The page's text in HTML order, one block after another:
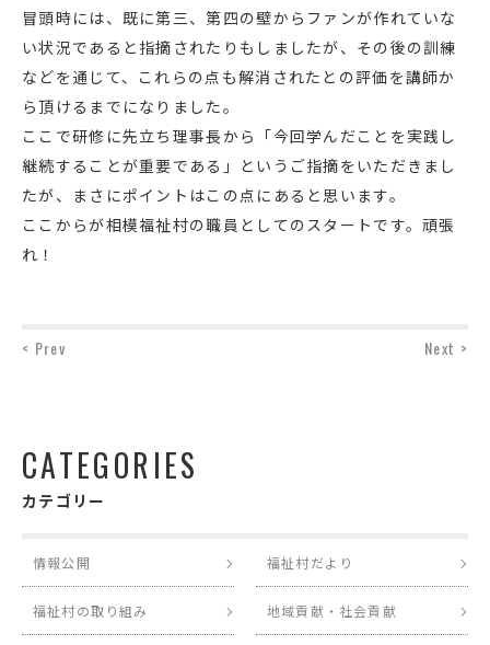
CATEGORIES
カテゴリー
情報公開 福祉村だより
福祉村の取り組み 地域貢献・社会貢献
冒頭時には、既に第三、第四の壁からファンが作れていな
い状況であると指摘されたりもしましたが、その後の訓練
などを通じて、これらの点も解消されたとの評価を講師か
ら頂けるまでになりました。
ここで研修に先立ち理事長から「今回学んだことを実践し
継続することが重要である」というご指摘をいただきまし
たが、まさにポイントはこの点にあると思います。
ここからが相模福祉村の職員としてのスタートです。頑張
れ！
< Prev Next >